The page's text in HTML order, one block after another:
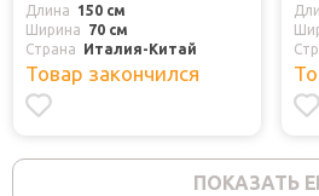
Длина
150 см
Ширина
70 см
Страна
Италия-Китай
Товар закончился
ПОКАЗАТЬ